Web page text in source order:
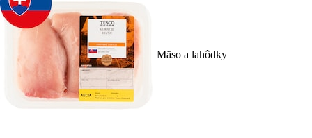
Mäso a lahôdky